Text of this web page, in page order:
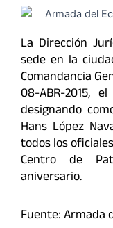
La Dirección
sede en la
Comandancia
08-ABR-2015,
designando
Hans López
todos los
Centro de
aniversario.
Fuente: Armada